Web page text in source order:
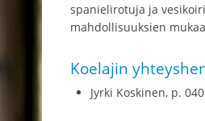
spanielirotuja ja
mahdollisuuksien
Koelajin
Jyrki Koskinen, p.